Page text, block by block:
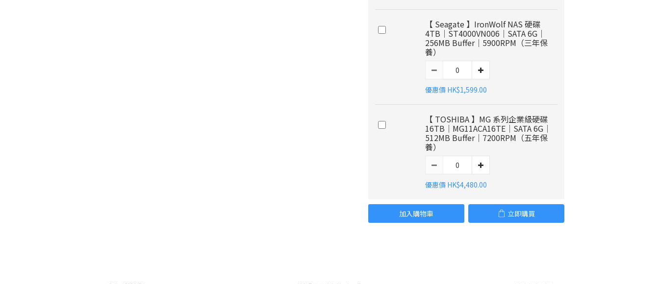
【 Seagate 】IronWolf NAS 硬碟
4TB｜ST4000VN006｜SATA 6G｜
256MB Buffer｜5900RPM（三年保
養）
優惠價 HK$1,599.00
【 TOSHIBA 】MG 系列企業級硬碟
16TB｜MG11ACA16TE｜SATA 6G｜
512MB Buffer｜7200RPM（五年保
養）
優惠價 HK$4,480.00
加入購物車 立即購買